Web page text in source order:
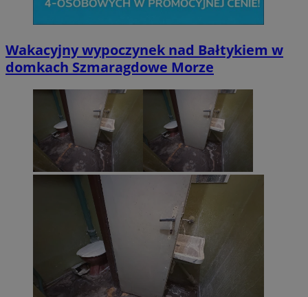
Wakacyjny wypoczynek nad Bałtykiem w
domkach Szmaragdowe Morze